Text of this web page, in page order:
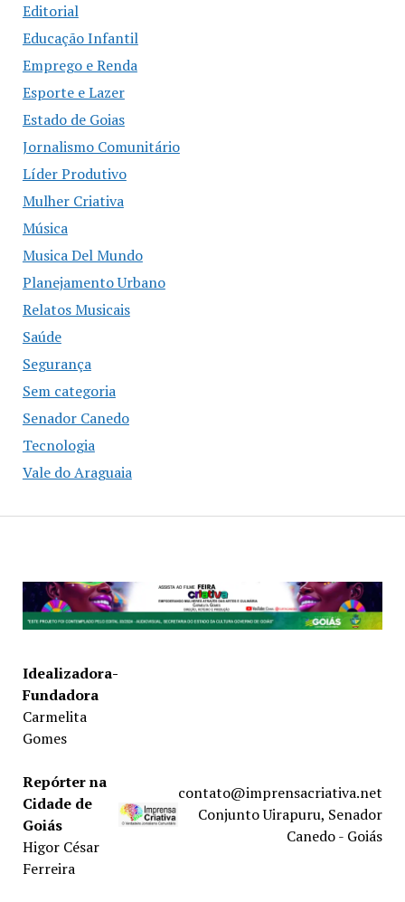
Editorial
Educação Infantil
Emprego e Renda
Esporte e Lazer
Estado de Goias
Jornalismo Comunitário
Líder Produtivo
Mulher Criativa
Música
Musica Del Mundo
Planejamento Urbano
Relatos Musicais
Saúde
Segurança
Sem categoria
Senador Canedo
Tecnologia
Vale do Araguaia
Idealizadora-
Fundadora
Carmelita
Gomes
Repórter na
Cidade de
Goiás
Higor César
Ferreira
contato@imprensacriativa.net
Conjunto Uirapuru, Senador
Canedo - Goiás